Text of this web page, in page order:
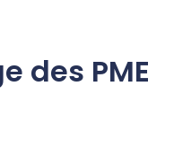
des PME